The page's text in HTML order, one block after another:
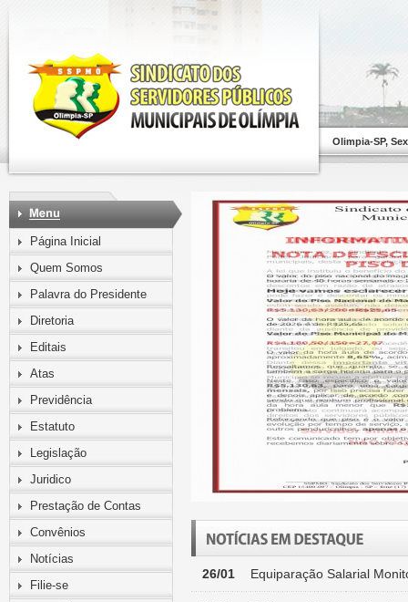
Olimpia-SP,
Página Inicial
Quem Somos
Palavra do Presidente
Diretoria
Editais
Atas
Previdência
Estatuto
Legislação
Juridico
Prestação de Contas
Convênios
Notícias
Filie-se
26/01 Equiparação Salarial